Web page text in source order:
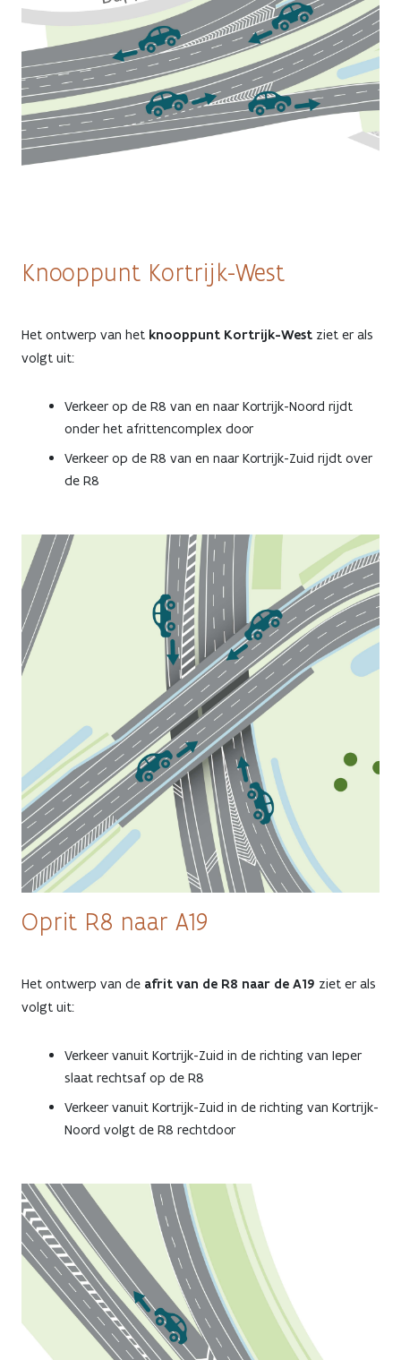
Knooppunt Kortrijk-West
Het ontwerp van het knooppunt Kortrijk-West ziet er als
volgt uit:
Verkeer op de R8 van en naar Kortrijk-Noord rijdt
onder het afrittencomplex door
Verkeer op de R8 van en naar Kortrijk-Zuid rijdt over
de R8
Oprit R8 naar A19
Het ontwerp van de afrit van de R8 naar de A19 ziet er als
volgt uit:
Verkeer vanuit Kortrijk-Zuid in de richting van Ieper
slaat rechtsaf op de R8
Verkeer vanuit Kortrijk-Zuid in de richting van Kortrijk-
Noord volgt de R8 rechtdoor